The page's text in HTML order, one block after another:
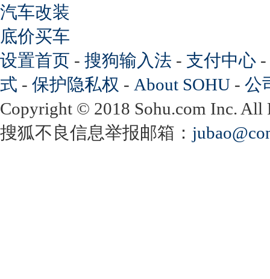
汽车改装
底价买车
设置首页 - 搜狗输入法 - 支付中心 -
式 - 保护隐私权 - About SOHU - 公
Copyright © 2018 Sohu.com Inc.
搜狐不良信息举报邮箱：